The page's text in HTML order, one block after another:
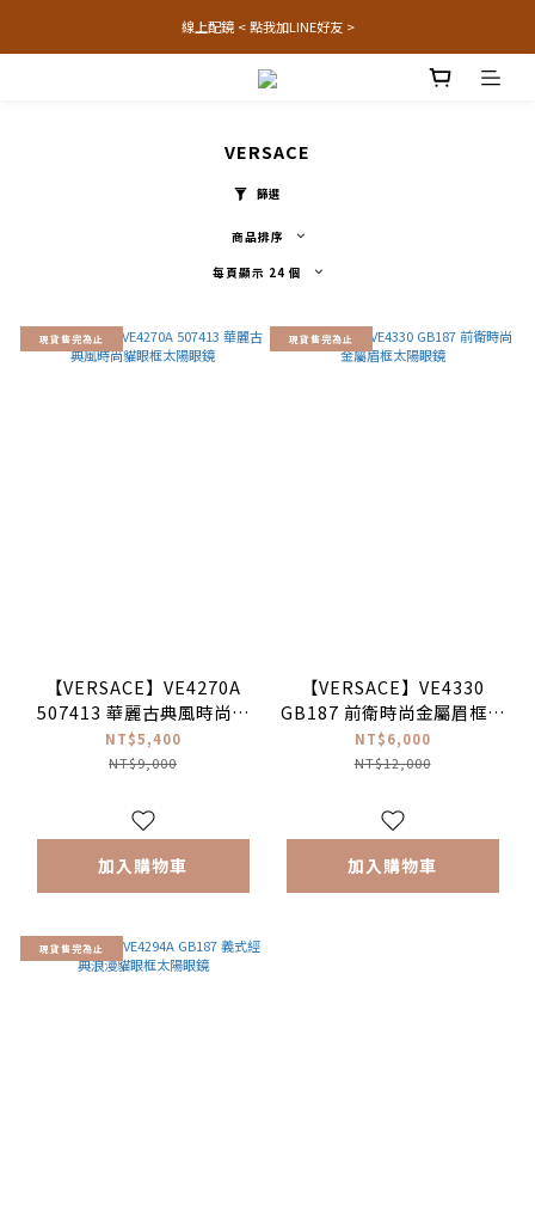
線上配鏡 < 點我加LINE好友 >
VERSACE
篩選
商品排序
每頁顯示 24 個
現貨售完為止
【VERSACE】VE4270A
507413 華麗古典風時尚貓
眼框太陽眼鏡
NT$5,400
NT$9,000
加入購物車
現貨售完為止
【VERSACE】VE4330
GB187 前衛時尚金屬眉框太
陽眼鏡
NT$6,000
NT$12,000
加入購物車
現貨售完為止